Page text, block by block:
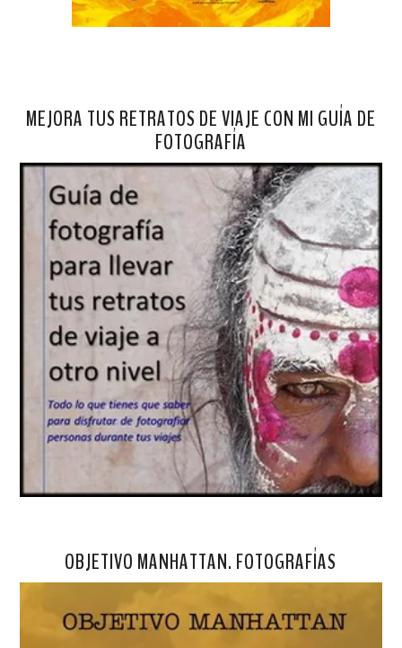
MEJORA TUS RETRATOS DE VIAJE CON MI GUÍA DE
FOTOGRAFÍA
OBJETIVO MANHATTAN. FOTOGRAFÍAS